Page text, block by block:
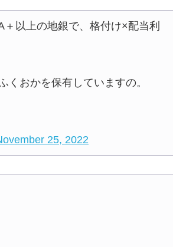
以上の地銀で、格付け×配当利
くおかを保有していますの。
25, 2022